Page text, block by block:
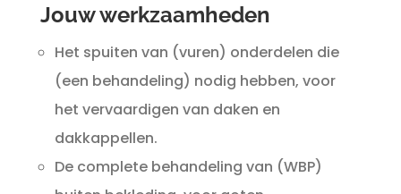
Jouw werkzaamheden
Het spuiten van (vuren) onderdelen die
(een behandeling) nodig hebben, voor
het vervaardigen van daken en
dakkappellen.
De complete behandeling van (WBP)